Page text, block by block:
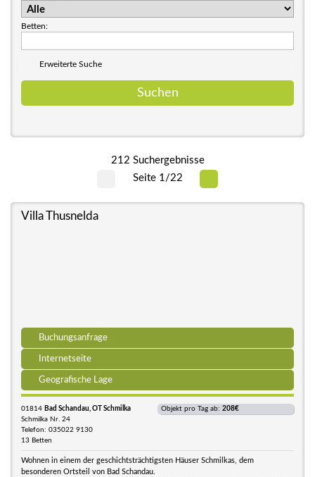
Betten:
Erweiterte Suche
212 Suchergebnisse
Seite 1/22
Villa Thusnelda
Buchungsanfrage
Internetseite
Geografische Lage
01814 Bad Schandau, OT Schmilka
Schmilka Nr. 24
Telefon: 035022 9130
13 Betten
Objekt pro Tag ab: 208€
Wohnen in einem der geschichtsträchtigsten Häuser Schmilkas, dem
besonderen Ortsteil von Bad Schandau.